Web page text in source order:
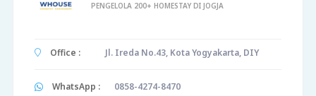
PENGELOLA 200+ HOMESTAY DI JOGJA
Office : Jl. Ireda No.43, Kota Yogyakarta, DIY
WhatsApp : 0858-4274-8470